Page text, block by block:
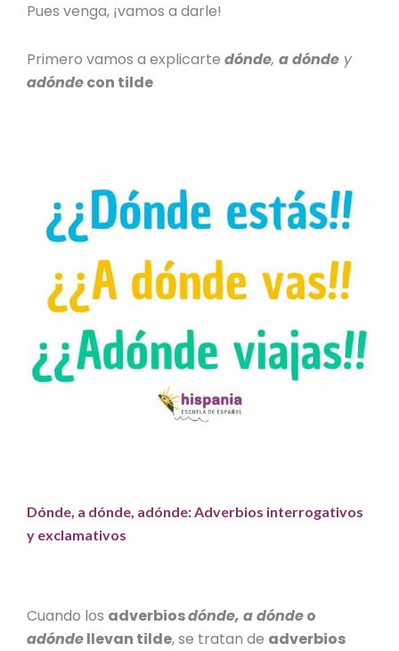
Pues venga, ¡vamos a darle!
Primero vamos a explicartedónde,a dónde y
adóndecon tilde
Dónde, a dónde, adónde: Adverbios interrogativos
y exclamativos
Cuando los adverbiosdónde,a dóndeo
adóndellevan tilde, se tratan de adverbios